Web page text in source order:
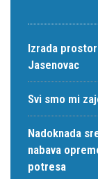
Izrada
Jasenovac
Svi smo mi
Nadoknada
nabava
potresa